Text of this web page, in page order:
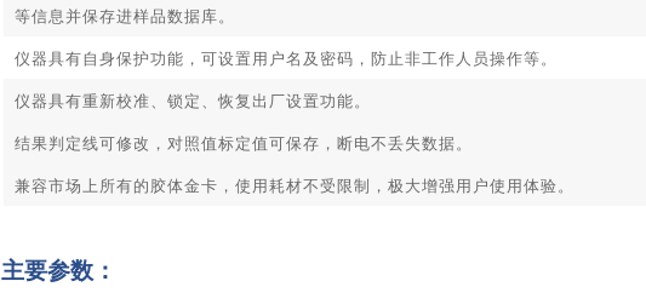
等信息并保存进样品数据库。
仪器具有自身保护功能，可设置用户名及密码，防止非工作人员操作等。
仪器具有重新校准、锁定、恢复出厂设置功能。
结果判定线可修改，对照值标定值可保存，断电不丢失数据。
兼容市场上所有的胶体金卡，使用耗材不受限制，极大增强用户使用体验。
主要参数：